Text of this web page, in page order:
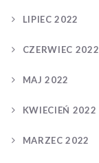
LIPIEC 2022
CZERWIEC 2022
MAJ 2022
KWIECIEŃ 2022
MARZEC 2022